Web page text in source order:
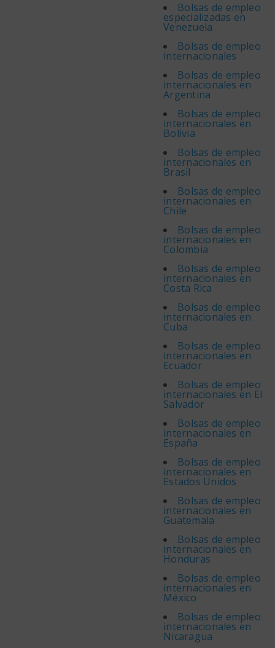
Bolsas de empleo
especializadas en
Venezuela
Bolsas de empleo
internacionales
Bolsas de empleo
internacionales en
Argentina
Bolsas de empleo
internacionales en
Bolivia
Bolsas de empleo
internacionales en
Brasil
Bolsas de empleo
internacionales en
Chile
Bolsas de empleo
internacionales en
Colombia
Bolsas de empleo
internacionales en
Costa Rica
Bolsas de empleo
internacionales en
Cuba
Bolsas de empleo
internacionales en
Ecuador
Bolsas de empleo
internacionales en El
Salvador
Bolsas de empleo
internacionales en
España
Bolsas de empleo
internacionales en
Estados Unidos
Bolsas de empleo
internacionales en
Guatemala
Bolsas de empleo
internacionales en
Honduras
Bolsas de empleo
internacionales en
México
Bolsas de empleo
internacionales en
Nicaragua